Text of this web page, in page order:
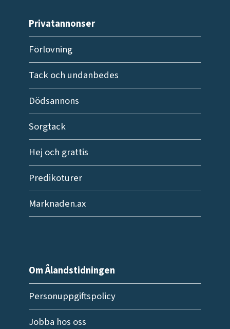
Privatannonser
Förlovning
Tack och undanbedes
Dödsannons
Sorgtack
Hej och grattis
Predikoturer
Marknaden.ax
Om Ålandstidningen
Personuppgiftspolicy
Jobba hos oss